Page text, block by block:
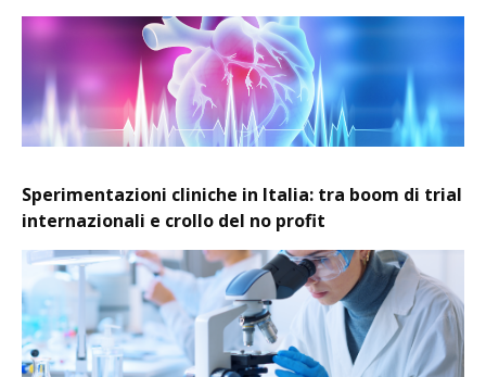
Sperimentazioni cliniche in Italia: tra boom di trial
internazionali e crollo del no profit